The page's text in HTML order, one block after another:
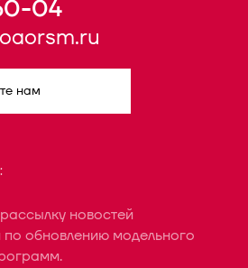
04
нам
новостей
обновлению модельного